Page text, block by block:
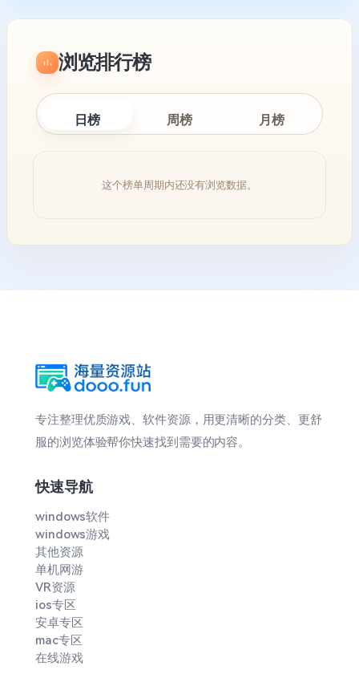
浏览排行榜
日榜 周榜 月榜
这个榜单周期内还没有浏览数据。
专注整理优质游戏、软件资源，用更清晰的分类、更舒
服的浏览体验帮你快速找到需要的内容。
快速导航
windows软件
windows游戏
其他资源
单机网游
VR资源
ios专区
安卓专区
mac专区
在线游戏